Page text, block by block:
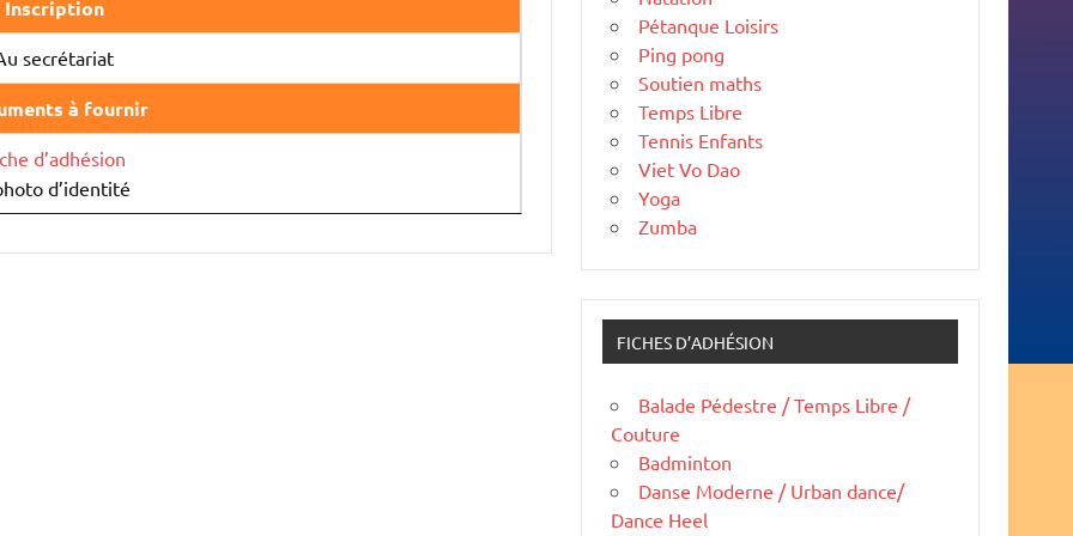
Inscription
secrétariat
à fournir
d’adhésion
d’identité
Pétanque Loisirs
Ping pong
Soutien maths
Temps Libre
Tennis Enfants
Viet Vo Dao
Yoga
Zumba
FICHES D’ADHÉSION
Balade Pédestre / Temps Libre /
Couture
Badminton
Danse Moderne / Urban dance/
Dance Heel